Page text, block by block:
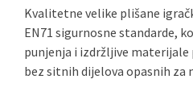
Kvalitetne velike plišane
EN71 sigurnosne standarde,
punjenja i izdržljive
bez sitnih dijelova opasnih za